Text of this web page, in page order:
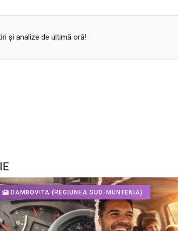
şi analize de ultimă oră!
DAMBOVITA (REGIUNEA SUD-MUNTENIA)